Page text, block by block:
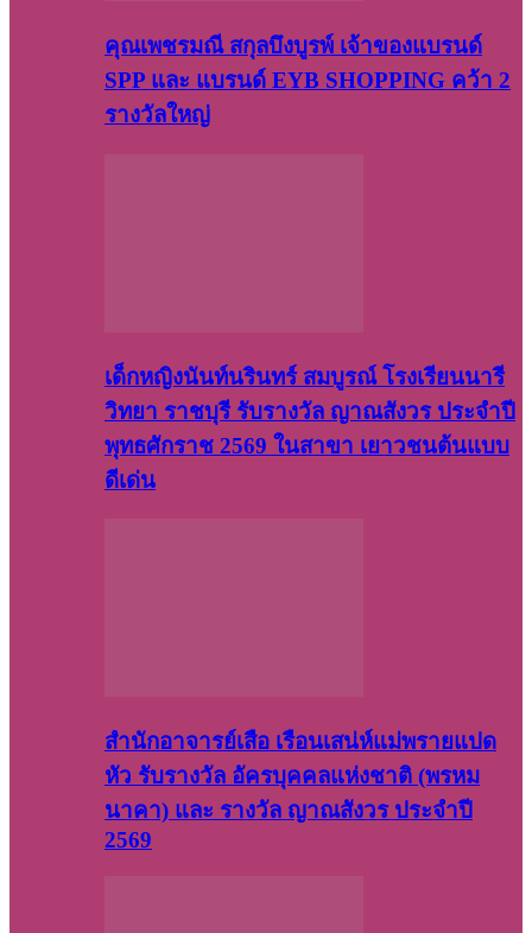
คุณเพชรมณี สกุลบึงบูรพ์ เจ้าของแบรนด์
SPP และ แบรนด์ EYB SHOPPING คว้า 2
รางวัลใหญ่
เด็กหญิงนันท์นรินทร์ สมบูรณ์ โรงเรียนนารี
วิทยา ราชบุรี รับรางวัล ญาณสังวร ประจำปี
พุทธศักราช 2569 ในสาขา เยาวชนต้นแบบ
ดีเด่น
สำนักอาจารย์เสือ เรือนเสน่ห์แม่พรายแปด
หัว รับรางวัล อัครบุคคลแห่งชาติ (พรหม
นาคา) และ รางวัล ญาณสังวร ประจำปี
2569